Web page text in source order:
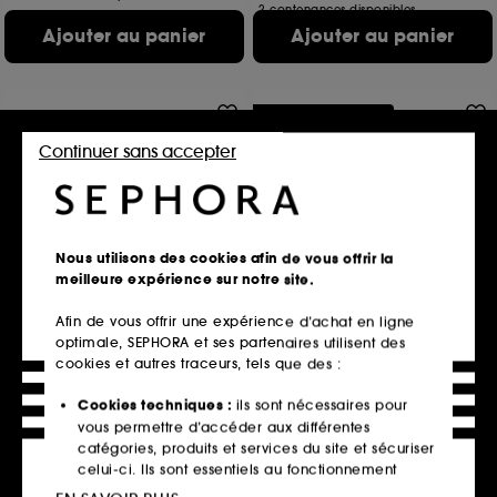
Ajouter au panier
2 contenances disponibles
Ajouter au panier
Sì Passione Red Musk
Eau de parfum florale fruitée musquée
127
95,90€
Prix d'origine : 137,00€
191,80€ 100ml
3 contenances disponibles
Ajouter au panier
Resistance Masque Force
Architecte
331
Prix d'origine : 54,00€
18,90€ /100ml
Ajouter au panier
Nous utilisons des cookies afin de vous offrir la
meilleure expérience sur notre site.
Afin de vous offrir une expérience d’achat en ligne
optimale, SEPHORA et ses partenaires utilisent des
cookies et autres traceurs, tels que des :
Cookies techniques : ils sont nécessaires pour
vous permettre d’accéder aux différentes
catégories, produits et services du site et sécuriser
celui-ci. Ils sont essentiels au fonctionnement
technique du site et ne peuvent être désactivés.
Continuer sans accepter